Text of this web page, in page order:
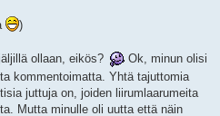
)
ollaan, eikös?
Ok, minun olisi
kommentoimatta. Yhtä tajuttomia
juttuja on, joiden liirumlaarumeita
Mutta minulle oli uutta että näin